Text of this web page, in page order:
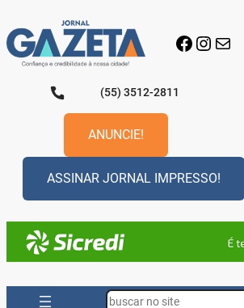
para
o
conteúdo
E-mail
(55) 3512-2811
ANUNCIE!
ASSINAR JORNAL IMPRESSO!
Search